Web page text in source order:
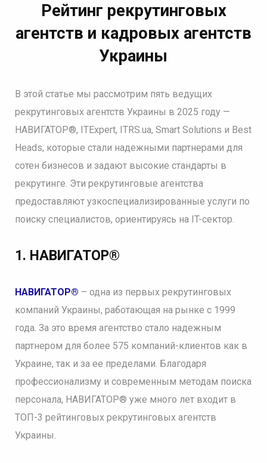
Рейтинг рекрутинговых
агентств и кадровых агентств
Украины
В этой статье мы рассмотрим пять ведущих
рекрутинговых агентств Украины в 2025 году —
НАВИГАТОР®, ITExpert, ITRS.ua, Smart Solutions и Best
Heads, которые стали надежными партнерами для
сотен бизнесов и задают высокие стандарты в
рекрутинге. Эти рекрутинговые агентства
предоставляют узкоспециализированные услуги по
поиску специалистов, ориентируясь на IT-сектор.
1. НАВИГАТОР®
НАВИГАТОР® – одна из первых рекрутинговых
компаний Украины, работающая на рынке с 1999
года. За это время агентство стало надежным
партнером для более 575 компаний-клиентов как в
Украине, так и за ее пределами. Благодаря
профессионализму и современным методам поиска
персонала, НАВИГАТОР® уже много лет входит в
ТОП-3 рейтинговых рекрутинговых агентств
Украины.